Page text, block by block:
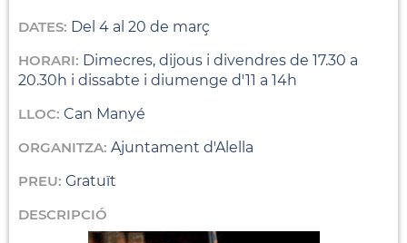
DATES: Del 4 al 20 de març
HORARI: Dimecres, dijous i divendres de 17.30 a
20.30h i dissabte i diumenge d'11 a 14h
LLOC: Can Manyé
ORGANITZA: Ajuntament d'Alella
PREU: Gratuït
DESCRIPCIÓ